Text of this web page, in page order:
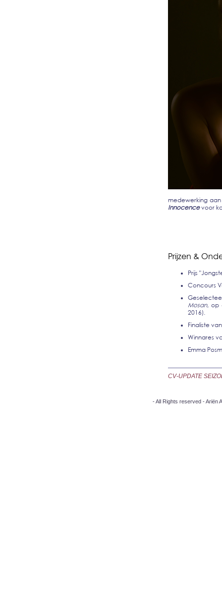
medewerking
Innocencevoor
Prijzen &
Prijs
Concours
Mosan, op
2016).
Finaliste
Winnares
Emma
CV-UPDATE
- All Rights reserved - Ariën